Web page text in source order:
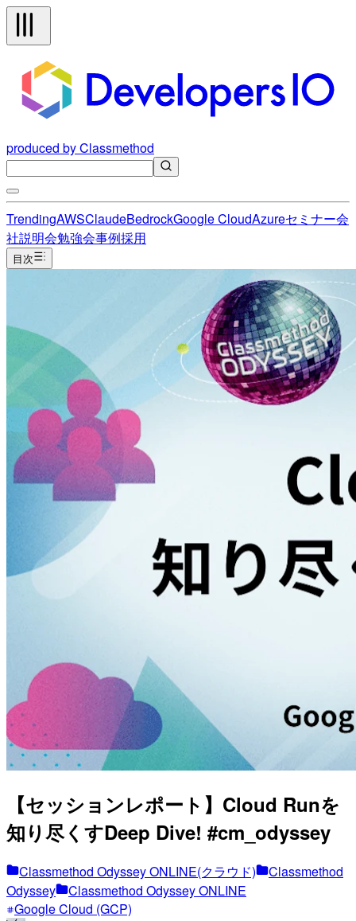
produced by Classmethod
TrendingAWSClaudeBedrockGoogle CloudAzureセミナー会
社説明会勉強会事例採用
目次
【セッションレポート】Cloud Runを
知り尽くすDeep Dive! #cm_odyssey
Classmethod Odyssey ONLINE(クラウド)
Classmethod
Odyssey
Classmethod Odyssey ONLINE
Google Cloud (GCP)